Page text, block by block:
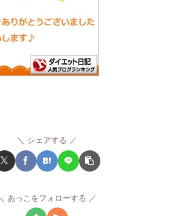
シェアする
あっこをフォローする